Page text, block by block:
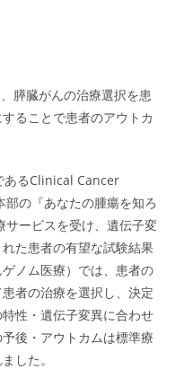
膵臓がんの治療選択を患
ることで患者のアウトカ
あるClinical Cancer
の『あなたの腫瘍を知ろ
ービスを受け、遺伝子変
た患者の有望な試験結果
ノム医療）では、患者の
者の治療を選択し、決定
性・遺伝子変異に合わせ
後・アウトカムは標準療
した。